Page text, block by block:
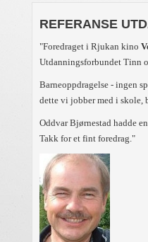
REFERANSE
"Foredraget i Rjukan kino
Utdanningsforbundet Tinn
Barneoppdragelse - ingen
dette vi jobber med i skole,
Oddvar Bjørnestad hadde
Takk for et fint foredrag."